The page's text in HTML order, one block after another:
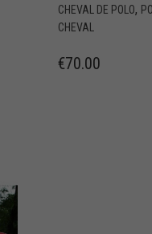
CHEVAL DE POLO,
CHEVAL
€70.00